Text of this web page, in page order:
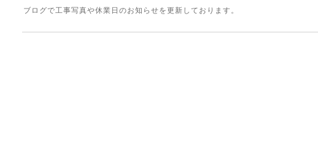
ブログで工事写真や休業日のお知らせを更新しております。